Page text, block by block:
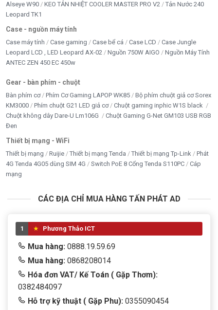
Alseye W90
KEO TẢN NHIỆT COOLER MASTER PRO V2
Tản Nước 240
Leopard TK1
Case - nguồn máy tính
Case máy tính Case gaming Case bể cá Case LCD
Case Jungle
Leopard LCD , LED Leopard AX-02
Nguồn 750W AIGO
Nguồn Máy Tính
ANTEC ZEN 450 EC 450w
Gear - bàn phím - chuột
Bàn phím cơ Phím Cơ Gaming LAPOP WK85
Bộ phím chuột giả cơ Sorex
KM3000
Phím chuột G21 LED giả cơ
Chuột gaming inphic W1S black
Chuột không dây Dare-U Lm106G
Chuột Gaming G-Net GM103 USB RGB
Đen
Thiết bị mạng - WiFi
Thiết bị mạng Ruijie Thiết bị mạng Tenda Thiết bị mạng Tp-Link
Phát
4G Tenda 4G05 dùng SIM 4G
Switch PoE 8 Cổng Tenda S110PC
Cáp
mạng
CÁC ĐỊA CHỈ MUA HÀNG TẤN PHÁT AD
1 Phương Thảo ICT
Mua hàng: 0888.19.59.69
Mua hàng: 0868208014
Hóa đơn VAT/ Kế Toán ( Gặp Thơm):
0382484097
Hỗ trợ kỹ thuật ( Gặp Phu): 0355090454